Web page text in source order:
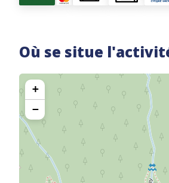
Où se situe
+
−